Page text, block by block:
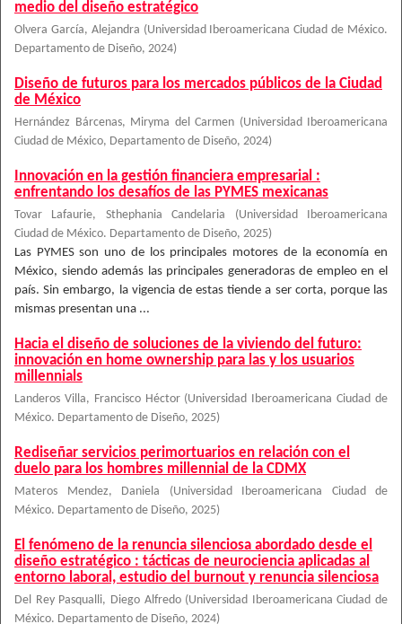
medio del diseño estratégico
Olvera García, Alejandra (Universidad Iberoamericana Ciudad de México.
Departamento de Diseño, 2024)
Diseño de futuros para los mercados públicos de la Ciudad
de México
Hernández Bárcenas, Miryma del Carmen (Universidad Iberoamericana
Ciudad de México, Departamento de Diseño, 2024)
Innovación en la gestión financiera empresarial :
enfrentando los desafíos de las PYMES mexicanas
Tovar Lafaurie, Sthephania Candelaria (Universidad Iberoamericana
Ciudad de México. Departamento de Diseño, 2025)
Las PYMES son uno de los principales motores de la economía en
México, siendo además las principales generadoras de empleo en el
país. Sin embargo, la vigencia de estas tiende a ser corta, porque las
mismas presentan una ...
Hacia el diseño de soluciones de la viviendo del futuro:
innovación en home ownership para las y los usuarios
millennials
Landeros Villa, Francisco Héctor (Universidad Iberoamericana Ciudad de
México. Departamento de Diseño, 2025)
Rediseñar servicios perimortuarios en relación con el
duelo para los hombres millennial de la CDMX
Materos Mendez, Daniela (Universidad Iberoamericana Ciudad de
México. Departamento de Diseño, 2025)
El fenómeno de la renuncia silenciosa abordado desde el
diseño estratégico : tácticas de neurociencia aplicadas al
entorno laboral, estudio del burnout y renuncia silenciosa
Del Rey Pasqualli, Diego Alfredo (Universidad Iberoamericana Ciudad de
México. Departamento de Diseño, 2024)